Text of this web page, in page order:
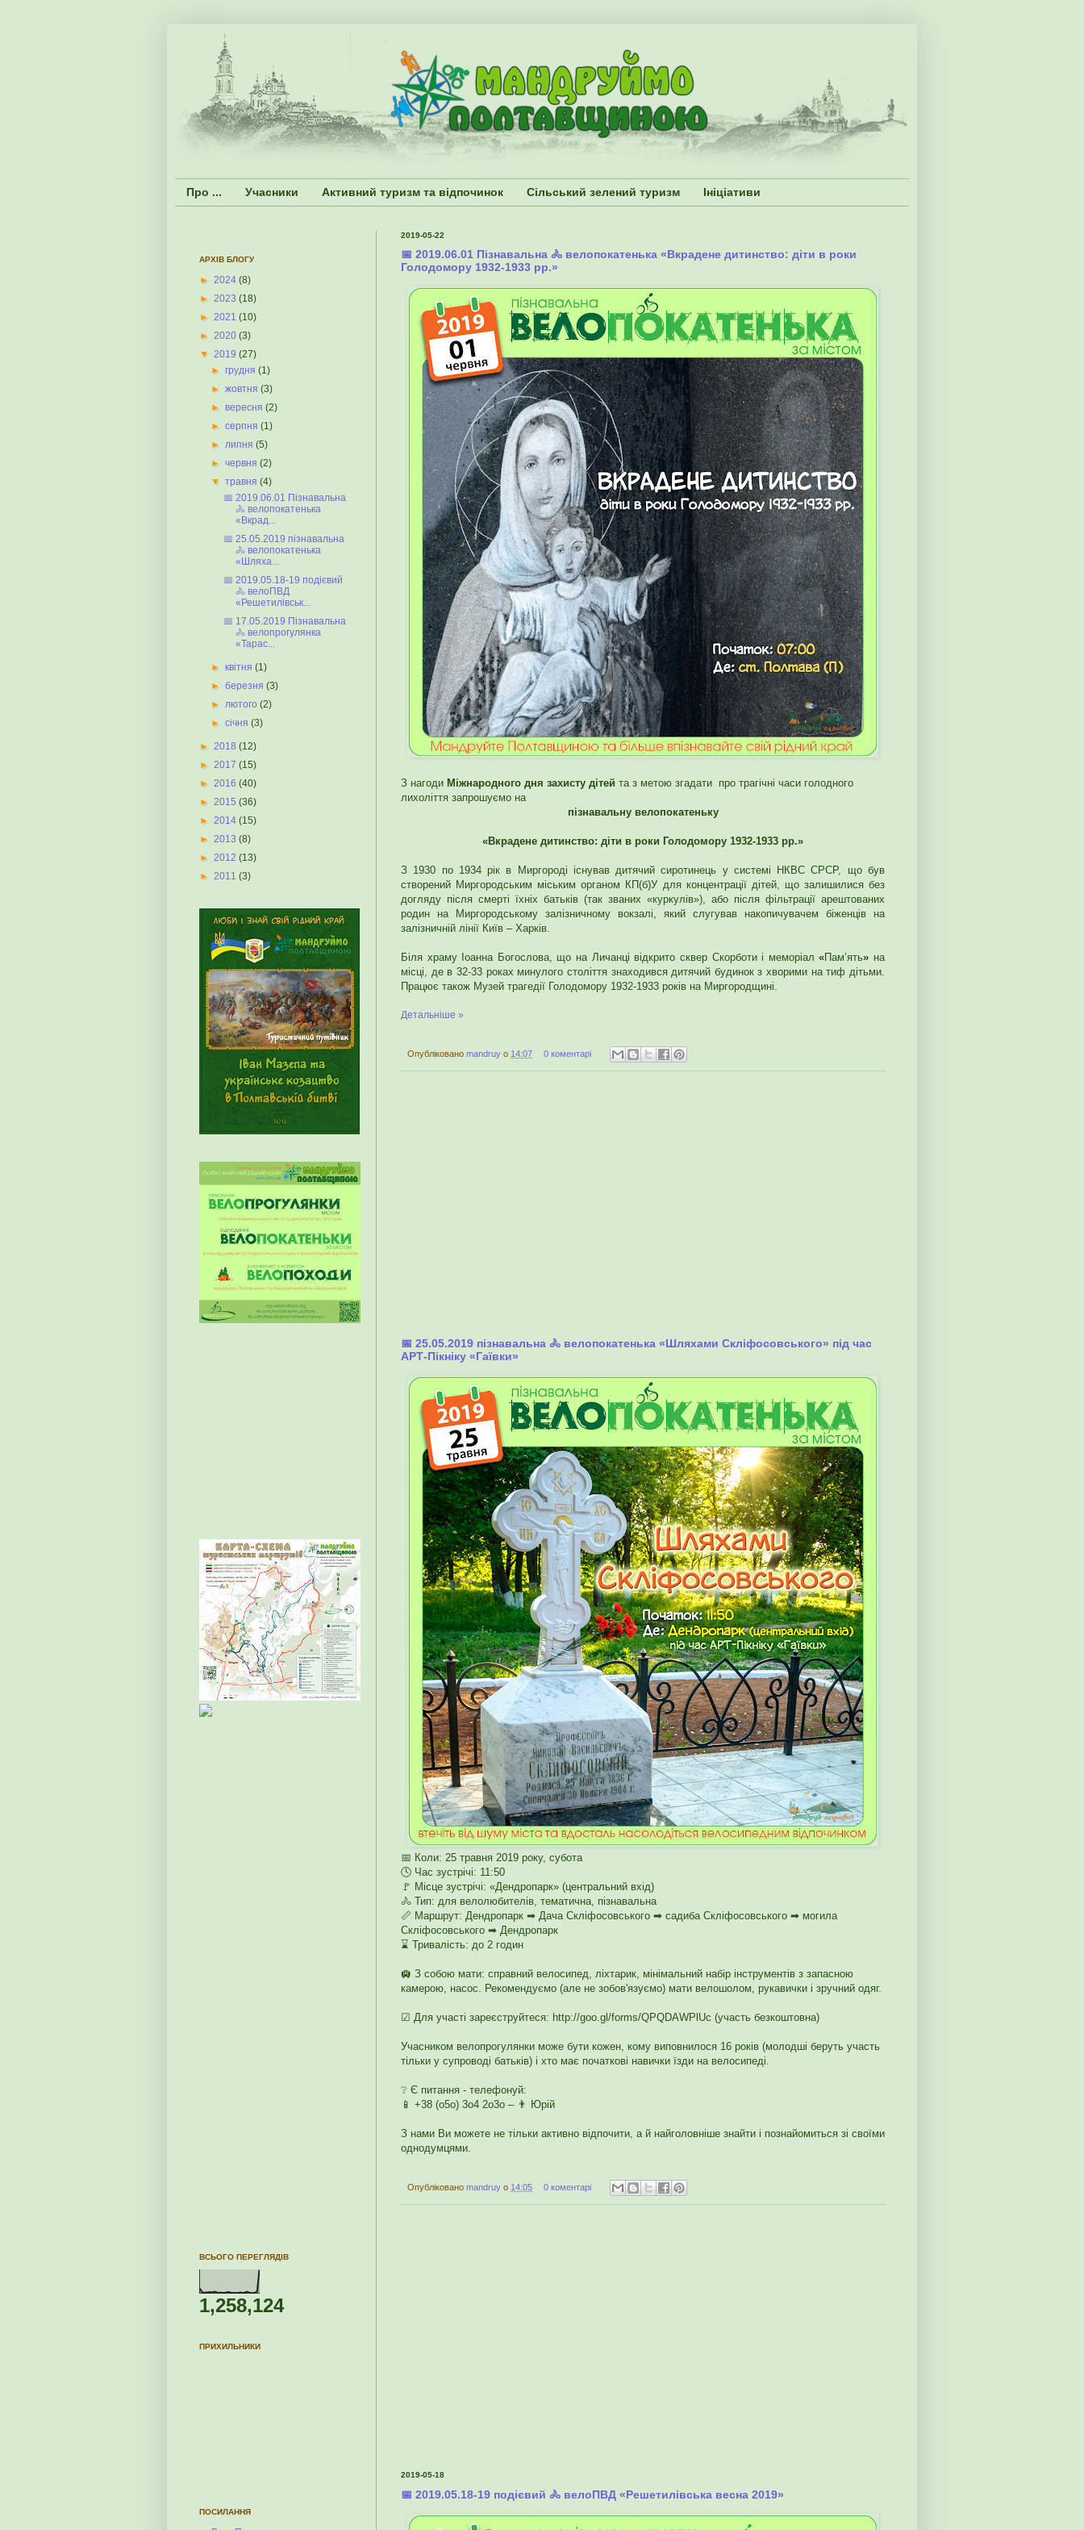
Про ... Учасники Активний туризм та відпочинок Сільський зелений туризм Ініціативи
2019-05-22
📅 2019.06.01 Пізнавальна 🚴 велопокатенька «Вкрадене дитинство: діти в роки
Голодомору 1932-1933 рр.»
З нагоди Міжнародного дня захисту дітей та з метою згадати про трагічні часи голодного
лихоліття запрошуємо на
пізнавальну велопокатеньку
«Вкрадене дитинство: діти в роки Голодомору 1932-1933 рр.»
З 1930 по 1934 рік в Миргороді існував дитячий сиротинець у системі НКВС СРСР, що був
створений Миргородським міським органом КП(б)У для концентрації дітей, що залишилися без
догляду після смерті їхніх батьків (так званих «куркулів»), або після фільтрації арештованих
родин на Миргородському залізничному вокзалі, який слугував накопичувачем біженців на
залізничній лінії Київ – Харків.
Біля храму Іоанна Богослова, що на Личанці відкрито сквер Скорботи і меморіал«Пам’ять» на
місці, де в 32-33 роках минулого століття знаходився дитячий будинок з хворими на тиф дітьми.
Працює також Музей трагедії Голодомору 1932-1933 років на Миргородщині.
Детальніше »
Опубліковано mandruy о 14:07 0 коментарі
📅 25.05.2019 пізнавальна 🚴 велопокатенька «Шляхами Скліфосовського» під час
АРТ-Пікніку «Гаївки»
📅 Коли: 25 травня 2019 року, субота
🕓 Час зустрічі: 11:50
🚩 Місце зустрічі: «Дендропарк» (центральний вхід)
🚴 Тип: для велолюбителів, тематична, пізнавальна
📏 Маршрут: Дендропарк ➡ Дача Скліфосовського ➡ садиба Скліфосовського ➡ могила
Скліфосовського ➡ Дендропарк
⌛ Тривалість: до 2 годин
🛄 З собою мати: справний велосипед, ліхтарик, мінімальний набір інструментів з запасною
камерою, насос. Рекомендуємо (але не зобов'язуємо) мати велошолом, рукавички і зручний одяг.
☑ Для участі зареєструйтеся: http://goo.gl/forms/QPQDAWPlUc (участь безкоштовна)
Учасником велопрогулянки може бути кожен, кому виповнилося 16 років (молодші беруть участь
тільки у супроводі батьків) і хто має початкові навички їзди на велосипеді.
❔ Є питання - телефонуй:
📱 +38 (o5o) 3o4 2o3o – 👨 Юрій
З нами Ви можете не тільки активно відпочити, а й найголовніше знайти і познайомиться зі своїми
однодумцями.
Опубліковано mandruy о 14:05 0 коментарі
2019-05-18
📅 2019.05.18-19 подієвий 🚴 велоПВД «Решетилівська весна 2019»
АРХІВ БЛОГУ
► 2024 (8)
► 2023 (18)
► 2021 (10)
► 2020 (3)
▼ 2019 (27)
►грудня(1)
►жовтня(3)
►вересня(2)
►серпня(1)
► липня(5)
►червня(2)
▼травня(4)
📅 2019.06.01 Пізнавальна
🚴 велопокатенька
«Вкрад...
📅 25.05.2019 пізнавальна
🚴 велопокатенька
«Шляха...
📅 2019.05.18-19 подієвий
🚴 велоПВД
«Решетилівськ...
📅 17.05.2019 Пізнавальна
🚴 велопрогулянка
«Тарас...
►квітня(1)
►березня(3)
► лютого(2)
►січня(3)
► 2018 (12)
► 2017 (15)
► 2016 (40)
► 2015 (36)
► 2014 (15)
► 2013 (8)
► 2012 (13)
► 2011 (3)
ВСЬОГО ПЕРЕГЛЯДІВ
1,258,124
ПРИХИЛЬНИКИ
ПОСИЛАННЯ